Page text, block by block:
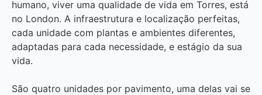
humano, viver uma qualidade de vida em Torres, está
no London. A infraestrutura e localização perfeitas,
cada unidade com plantas e ambientes diferentes,
adaptadas para cada necessidade, e estágio da sua
vida.
São quatro unidades por pavimento, uma delas vai se